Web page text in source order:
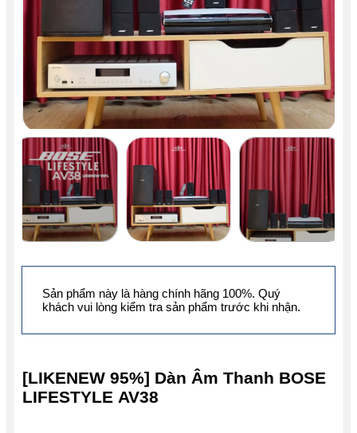
[LIKENEW 95%] Dàn Âm Thanh BOSE
LIFESTYLE AV38
Sản phẩm này là hàng chính hãng 100%. Quý
khách vui lòng kiểm tra sản phẩm trước khi nhận.